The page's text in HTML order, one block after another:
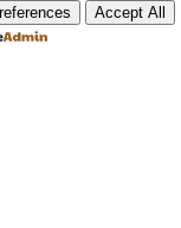
Accept All